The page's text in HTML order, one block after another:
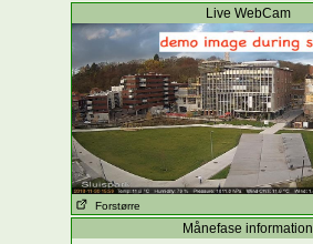
Live WebCam
Forstørre
Månefase information